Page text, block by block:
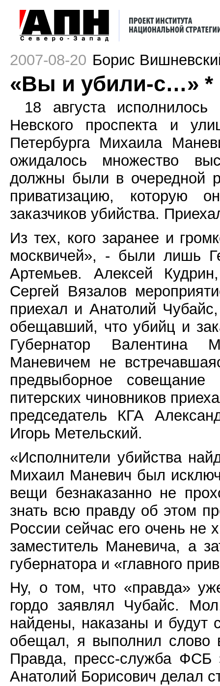
2007-08-20 Борис
«Вы и убили-с…» *
18 августа
Невского проспекта и
Петербурга Михаила
ожидалось множество
должны были в очередной
приватизацию, которую
заказчиков убийства.
Из тех, кого заранее и
москвичей», - были лишь
Артемьев. Алексей
Сергей Вязалов
приехал и Анатолий
обещавший, что убийц и
Губернатор Валентина
Маневичем не
предвыборное
питерских чиновников
председатель КГА
Игорь Метельский.
«Исполнители убийства
Михаил Маневич был
вещи безнаказанно не
знать всю правду об этом
России сейчас его очень не
заместитель Маневича, а
губернатора и «главного
Ну, о том, что «правда»
гордо заявлял Чубайс.
найдены, наказаны и будут
обещал, я выполнил слово
Правда, пресс-служба ФСБ
Анатолий Борисович делал